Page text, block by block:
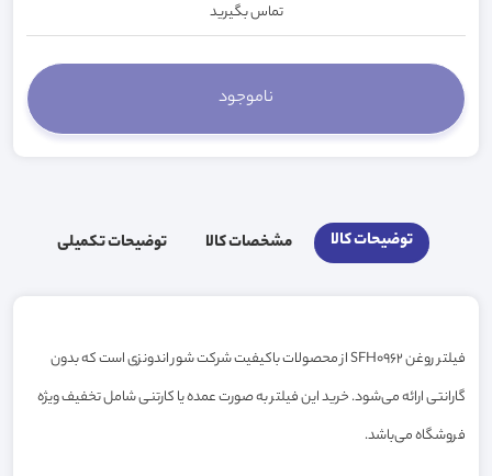
تماس بگیرید
توضیحات کالا مشخصات کالا توضیحات تکمیلی
فیلتر روغن SFH0962 از محصولات باکیفیت شرکت شور اندونزی است که بدون
گارانتی ارائه می‌شود. خرید این فیلتر به صورت عمده یا کارتنی شامل تخفیف ویژه
فروشگاه می‌باشد.